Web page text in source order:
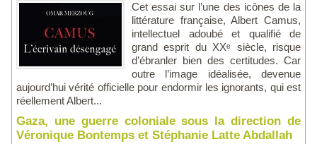
Cet essai sur l’une des icônes de la
littérature française, Albert Camus,
intellectuel adoubé et qualifié de
grand esprit du XXᵉ siècle, risque
d’ébranler bien des certitudes. Car
outre l’image idéalisée, devenue
aujourd’hui vérité officielle pour endormir les ignorants, qui est
réellement Albert...
Gaza, une guerre coloniale sous la direction de
Véronique Bontemps et Stéphanie Latte Abdallah